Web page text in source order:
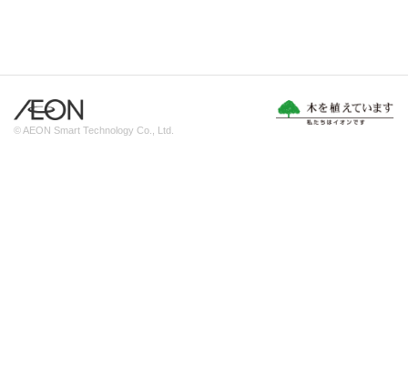
© AEON Smart Technology Co., Ltd.